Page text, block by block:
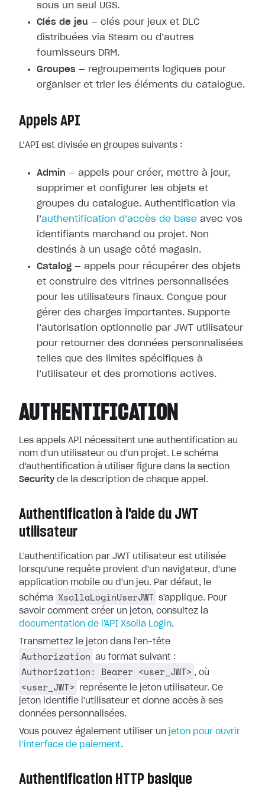
sous un seul UGS.
Clés de jeu — clés pour jeux et DLC
distribuées via Steam ou d’autres
fournisseurs DRM.
Groupes — regroupements logiques pour
organiser et trier les éléments du catalogue.
Appels API
L’API est divisée en groupes suivants :
Admin — appels pour créer, mettre à jour,
supprimer et configurer les objets et
groupes du catalogue. Authentification via
l’authentification d’accès de base avec vos
identifiants marchand ou projet. Non
destinés à un usage côté magasin.
Catalog — appels pour récupérer des objets
et construire des vitrines personnalisées
pour les utilisateurs finaux. Conçue pour
gérer des charges importantes. Supporte
l’autorisation optionnelle par JWT utilisateur
pour retourner des données personnalisées
telles que des limites spécifiques à
l’utilisateur et des promotions actives.
AUTHENTIFICATION
Les appels API nécessitent une authentification au
nom d'un utilisateur ou d'un projet. Le schéma
d'authentification à utiliser figure dans la section
Securityde la description de chaque appel.
Authentification à l'aide du JWT
utilisateur
L'authentification par JWT utilisateur est utilisée
lorsqu'une requête provient d'un navigateur, d'une
application mobile ou d'un jeu. Par défaut, le
schéma
XsollaLoginUserJWT s'applique. Pour
savoir comment créer un jeton, consultez la
documentation de l'API Xsolla Login.
Transmettez le jeton dans l'en-tête
Authorization au format suivant :
Authorization: Bearer <user_JWT> , où
<user_JWT>
représente le jeton utilisateur. Ce
jeton identifie l'utilisateur et donne accès à ses
données personnalisées.
Vous pouvez également utiliser un jeton pour ouvrir
l’interface de paiement.
Authentification HTTP basique